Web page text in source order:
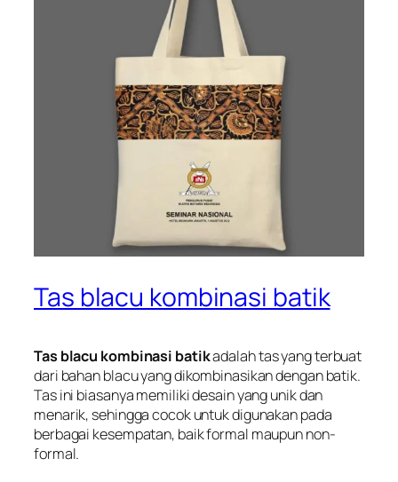
Tas blacu kombinasi batik
Tas blacu kombinasi batikadalah tas yang terbuat
dari bahan blacu yang dikombinasikan dengan batik.
Tas ini biasanya memiliki desain yang unik dan
menarik, sehingga cocok untuk digunakan pada
berbagai kesempatan, baik formal maupun non-
formal.